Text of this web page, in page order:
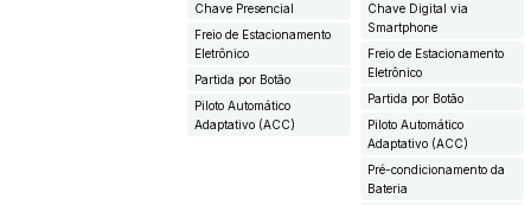
Chave Presencial
Freio de Estacionamento
Eletrônico
Partida por Botão
Piloto Automático
Adaptativo (ACC)
Chave Digital via
Smartphone
Freio de Estacionamento
Eletrônico
Partida por Botão
Piloto Automático
Adaptativo (ACC)
Pré-condicionamento da
Bateria